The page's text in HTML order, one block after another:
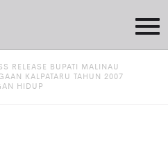
RELEASE BUPATI MALINAU
KALPATARU TAHUN 2007
HIDUP